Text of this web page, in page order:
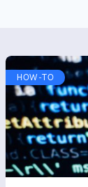
HOW-TO